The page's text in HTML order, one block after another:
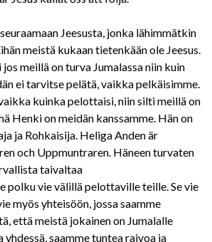
Jeesusta, jonka lähimmätkin
meistä kukaan tietenkään ole Jeesus.
jos meillä on turva Jumalassa niin kuin
ei tarvitse pelätä, vaikka pelkäisimme.
kuinka pelottaisi, niin silti meillä on
Henki on meidän kanssamme. Hän on
ja Rohkaisija. Heliga Anden är
och Uppmuntraren. Häneen turvaten
taivaltaa
polku vie välillä pelottaville teille. Se vie
myös yhteisöön, jossa saamme
että meistä jokainen on Jumalalle
yhdessä, saamme tuntea raivoa ja